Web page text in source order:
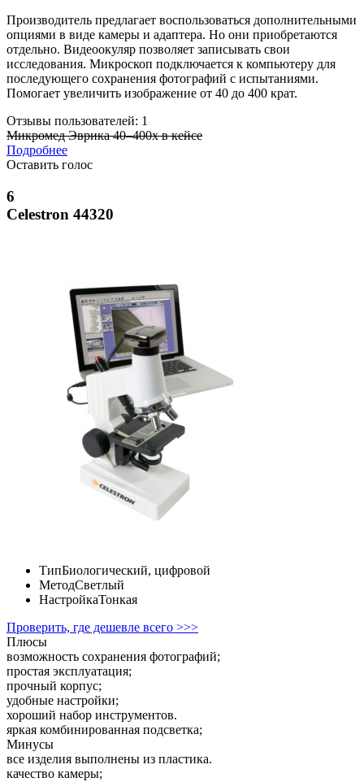
Производитель предлагает воспользоваться дополнительными
опциями в виде камеры и адаптера. Но они приобретаются
отдельно. Видеоокуляр позволяет записывать свои
исследования. Микроскоп подключается к компьютеру для
последующего сохранения фотографий с испытаниями.
Помогает увеличить изображение от 40 до 400 крат.
Отзывы пользователей: 1
Микромед Эврика 40–400х в кейсе
Подробнее
Оставить голос
6
Celestron 44320
ТипБиологический, цифровой
МетодСветлый
НастройкаТонкая
Проверить, где дешевле всего >>>
Плюсы
возможность сохранения фотографий;
простая эксплуатация;
прочный корпус;
удобные настройки;
хороший набор инструментов.
яркая комбинированная подсветка;
Минусы
все изделия выполнены из пластика.
качество камеры;